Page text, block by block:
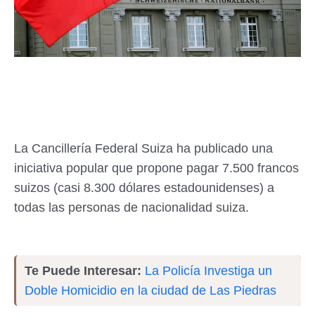
La Cancillería Federal Suiza ha publicado una
iniciativa popular que propone pagar 7.500 francos
suizos (casi 8.300 dólares estadounidenses) a
todas las personas de nacionalidad suiza.
Te Puede Interesar: La Policía Investiga un
Doble Homicidio en la ciudad de Las Piedras